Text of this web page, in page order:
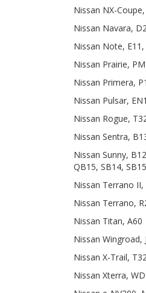
Nissan NX-
Nissan Navara,
Nissan Note, E11,
Nissan Prairie,
Nissan Primera,
Nissan Pulsar,
Nissan Rogue,
Nissan Sentra,
Nissan Sunny,
QB15, SB14,
Nissan Terrano II,
Nissan Terrano,
Nissan Titan, A60
Nissan Wingroad,
Nissan X-Trail,
Nissan Xterra,